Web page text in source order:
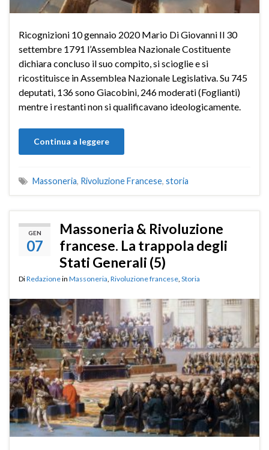
Ricognizioni 10 gennaio 2020 Mario Di Giovanni Il 30
settembre 1791 l’Assemblea Nazionale Costituente
dichiara concluso il suo compito, si scioglie e si
ricostituisce in Assemblea Nazionale Legislativa. Su 745
deputati, 136 sono Giacobini, 246 moderati (Foglianti)
mentre i restanti non si qualificavano ideologicamente.
Continua a leggere
Massoneria, Rivoluzione Francese, storia
GEN
07
Massoneria & Rivoluzione
francese. La trappola degli
Stati Generali (5)
DiRedazionein Massoneria, Rivoluzione francese, Storia